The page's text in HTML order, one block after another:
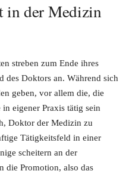
in der Medizin
streben zum Ende ihres
des Doktors an. Während sich
geben, vor allem die, die
eigener Praxis tätig sein
Doktor der Medizin zu
Tätigkeitsfeld in einer
scheitern an der
die Promotion, also das